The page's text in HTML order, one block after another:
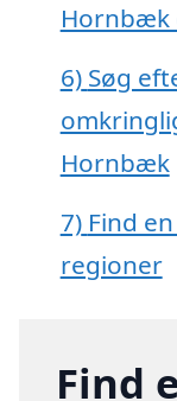
Hornbæk
6) Søg
Hornbæk
7) Find
regioner
Find